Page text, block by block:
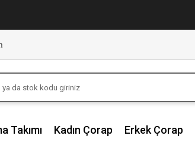
Takımı Kadın Çorap Erkek Çorap